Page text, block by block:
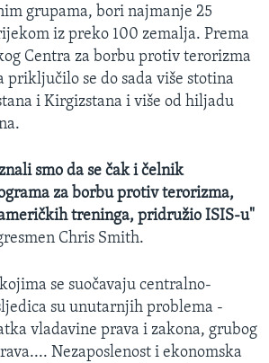
grupama, bori najmanje 25
iz preko 100 zemalja. Prema
Centra za borbu protiv terorizma
se do sada više stotina
i Kirgizstana i više od hiljadu
smo da se čak i čelnik
za borbu protiv terorizma,
treninga, pridružio ISIS-u"
Chris Smith.
se suočavaju centralno-
su unutarnjih problema -
vladavine prava i zakona, grubog
Nezaposlenost i ekonomska